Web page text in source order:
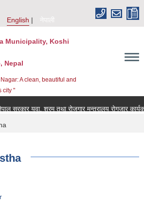
English
नेपाली
Municipality, Koshi
Nepal
A clean, beautiful and
city "
सरकार युवा, श्रम तथा रोजगार मन्त्रालय रोगजार